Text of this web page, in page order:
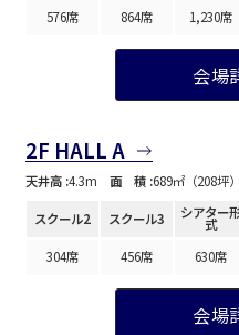
576席 864席
1,230席
会場
2F HALL A
天井高 :4.3m 面 積 :689㎡（208坪）
スクール2
304席
スクール3
456席
シアター
式
630席
会場
ベルサール虎ノ門
泉ガーデンギャラリー
ベルサール六本木グ
ベルサール六本木
ベルサール芝公園
ベルサール東京汐留コ
ベルサール三田ガーデン
有明・羽田エリア
東京ガーデンシアター
ベルサール有明コン
時間単位で選ぶ